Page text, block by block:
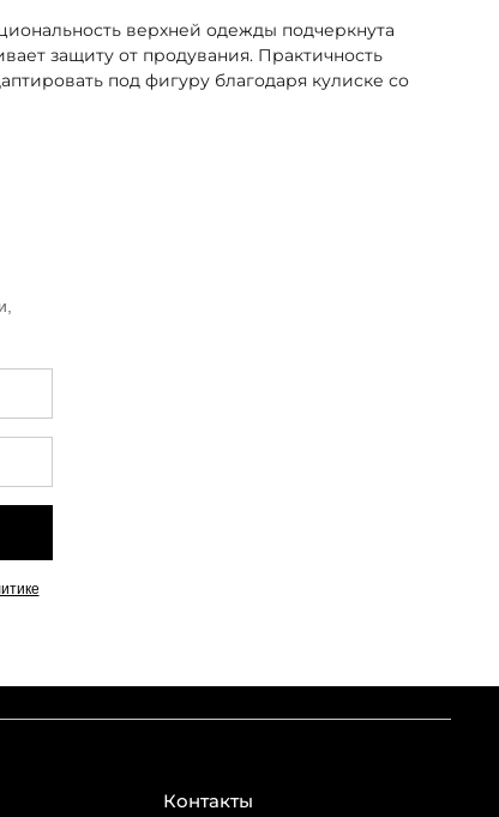
верхней одежды подчеркнута
защиту от продувания. Практичность
под фигуру благодаря кулиске со
Контакты